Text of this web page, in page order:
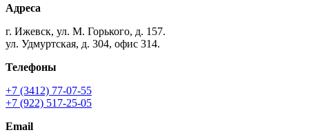
Адреса
г. Ижевск, ул. М. Горького, д. 157.
ул. Удмуртская, д. 304, офис 314.
Телефоны
+7 (3412) 77-07-55
+7 (922) 517-25-05
Email